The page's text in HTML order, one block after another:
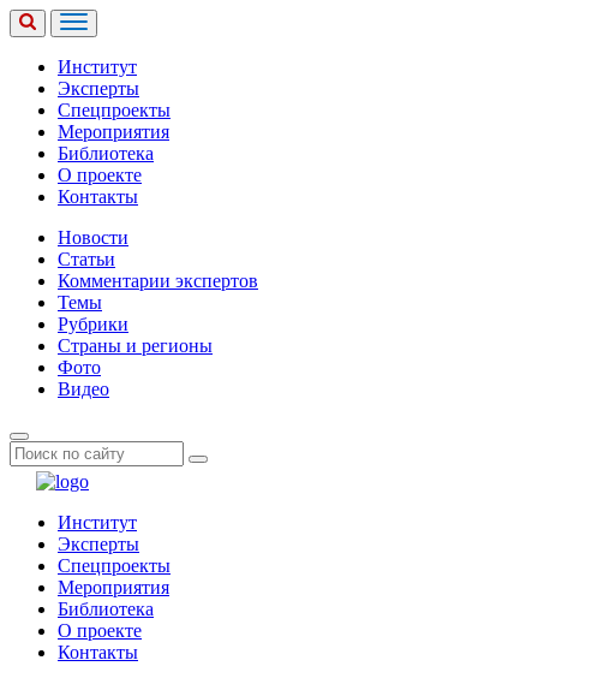
Институт
Эксперты
Спецпроекты
Мероприятия
Библиотека
О проекте
Контакты
Новости
Статьи
Комментарии экспертов
Темы
Рубрики
Страны и регионы
Фото
Видео
Институт
Эксперты
Спецпроекты
Мероприятия
Библиотека
О проекте
Контакты